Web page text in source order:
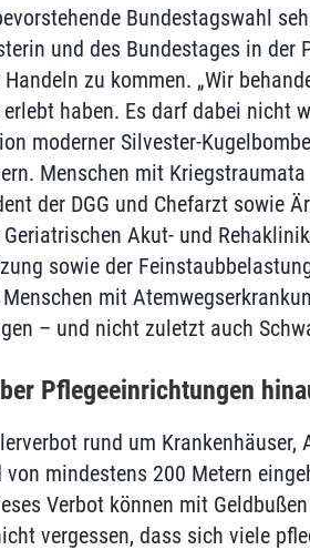
Bundestagswahl
und des Bundestages in
zu kommen. „Wir
haben. Es darf dabei nicht
moderner Silvester-
Menschen mit
der DGG und Chefarzt sowie
Akut- und
sowie der
mit
– und nicht zuletzt auch
Pflegeeinrichtungen
rund um
mindestens 200 Metern
Verbot können mit
vergessen, dass sich viele